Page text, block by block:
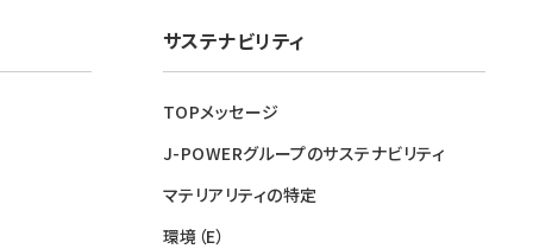
サステナビリティ
TOPメッセージ
J-POWERグループのサステナビリティ
マテリアリティの特定
環境（E）